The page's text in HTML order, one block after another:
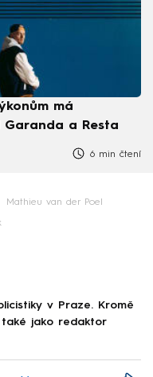
má
a Resta
6 min čtení
Mathieu van der Poel
v Praze. Kromě
také jako redaktor